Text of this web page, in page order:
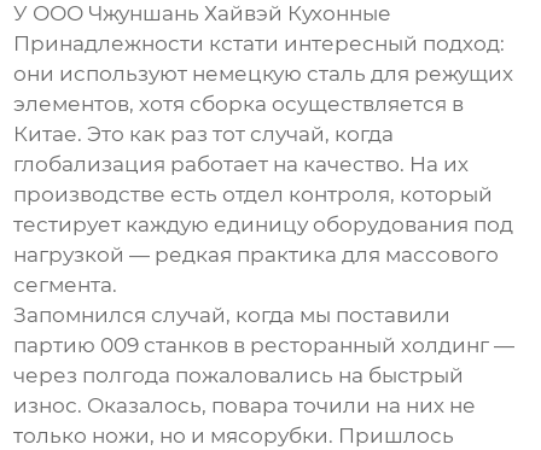
У ООО Чжуншань Хайвэй Кухонные
Принадлежности кстати интересный подход:
они используют немецкую сталь для режущих
элементов, хотя сборка осуществляется в
Китае. Это как раз тот случай, когда
глобализация работает на качество. На их
производстве есть отдел контроля, который
тестирует каждую единицу оборудования под
нагрузкой — редкая практика для массового
сегмента.
Запомнился случай, когда мы поставили
партию 009 станков в ресторанный холдинг —
через полгода пожаловались на быстрый
износ. Оказалось, повара точили на них не
только ножи, но и мясорубки. Пришлось